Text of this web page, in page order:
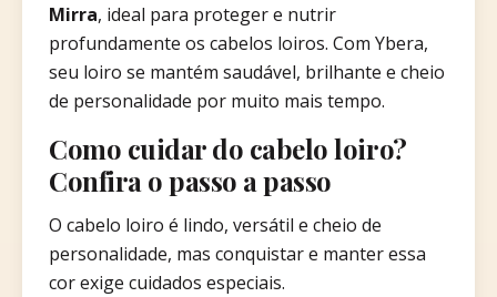
Mirra, ideal para proteger e nutrir
profundamente os cabelos loiros. Com Ybera,
seu loiro se mantém saudável, brilhante e cheio
de personalidade por muito mais tempo.
Como cuidar do cabelo loiro?
Confira o passo a passo
O cabelo loiro é lindo, versátil e cheio de
personalidade, mas conquistar e manter essa
cor exige cuidados especiais.